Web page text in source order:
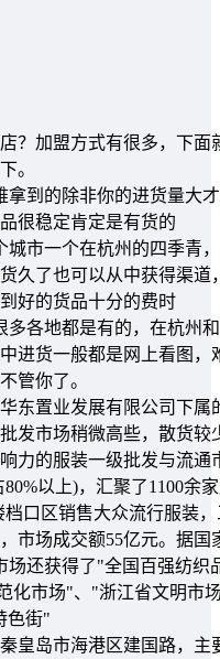
？加盟方式有很多，下
。
拿到的除非你的进货量大
很稳定肯定是有货的
城市一个在杭州的四季青
久了也可以从中获得渠
好的货品十分的费时
多各地都是有的，在杭州
进货一般都是网上看图
管你了。
东置业发展有限公司下
发市场稍微高些，散货
力的服装一级批发与流
以上)，汇聚了1100余
口区销售大众流行服装
市场成交额55亿元。据
场还获得了"全国百强纺
化市场"、"浙江省文明市
色街"
皇岛市海港区建国路，